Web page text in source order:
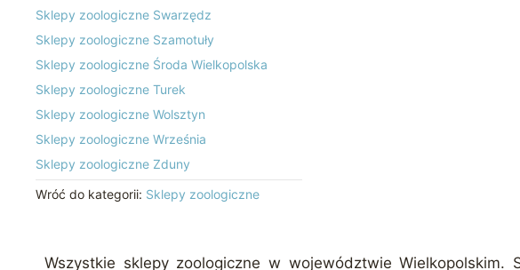
Sklepy zoologiczne Swarzędz
Sklepy zoologiczne Szamotuły
Sklepy zoologiczne Środa Wielkopolska
Sklepy zoologiczne Turek
Sklepy zoologiczne Wolsztyn
Sklepy zoologiczne Września
Sklepy zoologiczne Zduny
Wróć do kategorii: Sklepy zoologiczne
Wszystkie sklepy zoologiczne w województwie